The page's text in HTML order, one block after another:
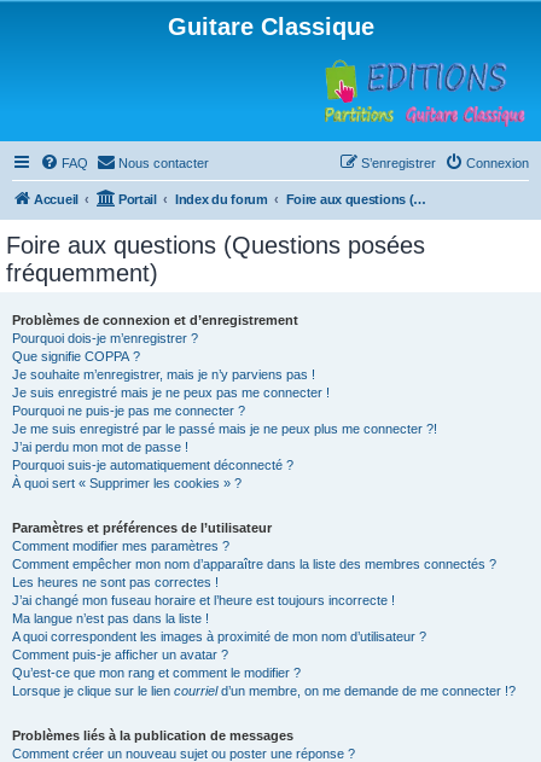
Guitare Classique
FAQ Nous contacter Connexion
S’enregistrer
Accueil Portail Index du forum Foire aux questions (Questions posées fréquemment)
Foire aux questions (Questions posées
fréquemment)
Problèmes de connexion et d’enregistrement
Pourquoi dois-je m’enregistrer ?
Que signifie COPPA ?
Je souhaite m’enregistrer, mais je n’y parviens pas !
Je suis enregistré mais je ne peux pas me connecter !
Pourquoi ne puis-je pas me connecter ?
Je me suis enregistré par le passé mais je ne peux plus me connecter ?!
J’ai perdu mon mot de passe !
Pourquoi suis-je automatiquement déconnecté ?
À quoi sert « Supprimer les cookies » ?
Paramètres et préférences de l’utilisateur
Comment modifier mes paramètres ?
Comment empêcher mon nom d’apparaître dans la liste des membres connectés ?
Les heures ne sont pas correctes !
J’ai changé mon fuseau horaire et l’heure est toujours incorrecte !
Ma langue n’est pas dans la liste !
A quoi correspondent les images à proximité de mon nom d’utilisateur ?
Comment puis-je afficher un avatar ?
Qu’est-ce que mon rang et comment le modifier ?
Lorsque je clique sur le lien courrield’un membre, on me demande de me connecter !?
Problèmes liés à la publication de messages
Comment créer un nouveau sujet ou poster une réponse ?